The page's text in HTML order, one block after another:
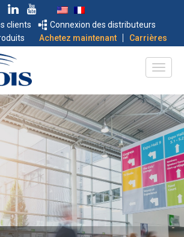
clients
Connexion des distributeurs
Achetez maintenant | Carrières